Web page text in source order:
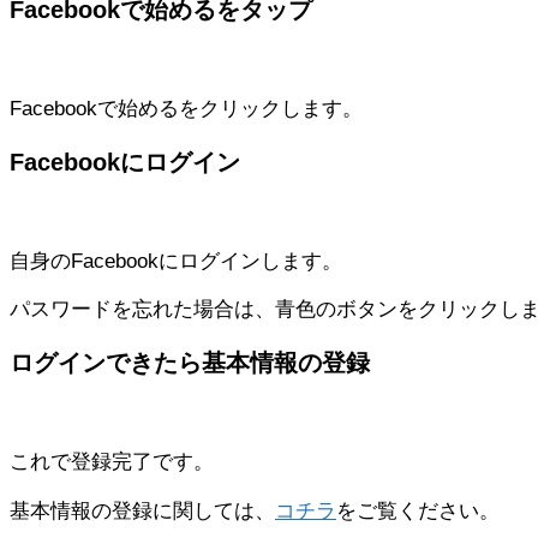
Facebookで始めるをタップ
Facebookで始めるをクリックします。
Facebookにログイン
自身のFacebookにログインします。
パスワードを忘れた場合は、青色のボタンをクリックしま
ログインできたら基本情報の登録
これで登録完了です。
基本情報の登録に関しては、 コチラ をご覧ください。